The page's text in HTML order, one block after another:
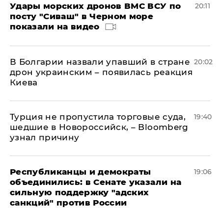
Удары морских дронов ВМС ВСУ по
посту "Сиваш" в Черном море
показали на видео
20:11
В Болгарии назвали упавший в стране
дрон украинским – появилась реакция
Киева
20:02
Турция не пропустила торговые суда,
шедшие в Новороссийск, – Bloomberg
узнал причину
19:40
Республиканцы и демократы
объединились: в Сенате указали на
сильную поддержку "адских
санкций" против России
19:06